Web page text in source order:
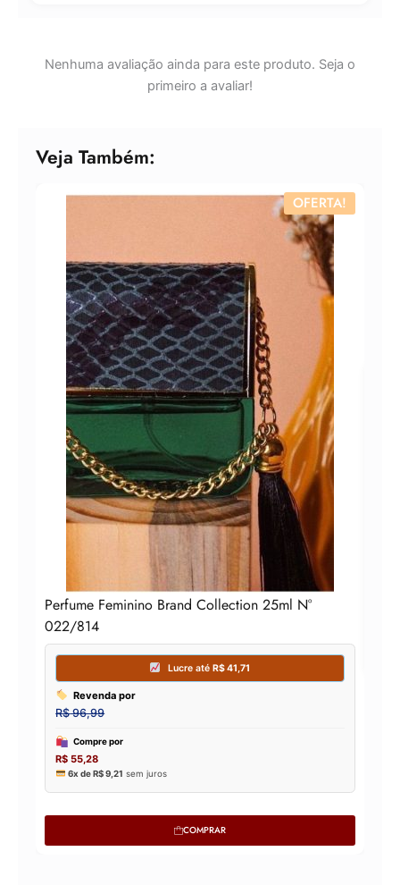
Nenhuma avaliação ainda para este produto. Seja o
primeiro a avaliar!
Veja Também:
OFERTA!
Perfume Feminino Brand Collection 25ml N°
022/814
COMPRAR